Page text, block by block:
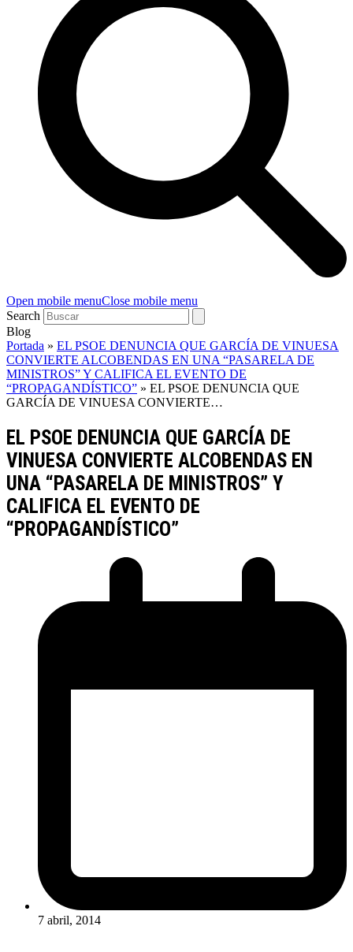
Open mobile menuClose mobile menu
Search
Blog
Portada » EL PSOE DENUNCIA QUE GARCÍA DE VINUESA
CONVIERTE ALCOBENDAS EN UNA “PASARELA DE
MINISTROS” Y CALIFICA EL EVENTO DE
“PROPAGANDÍSTICO” » EL PSOE DENUNCIA QUE
GARCÍA DE VINUESA CONVIERTE…
EL PSOE DENUNCIA QUE GARCÍA DE
VINUESA CONVIERTE ALCOBENDAS EN
UNA “PASARELA DE MINISTROS” Y
CALIFICA EL EVENTO DE
“PROPAGANDÍSTICO”
7 abril, 2014